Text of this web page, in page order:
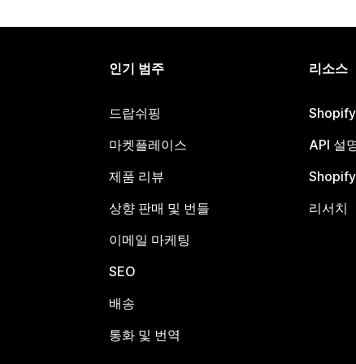
인기 범주
드랍쉬핑
마켓플레이스
제품 리뷰
상향 판매 및 번들
이메일 마케팅
SEO
배송
통화 및 번역
리소스
API 설
리서치